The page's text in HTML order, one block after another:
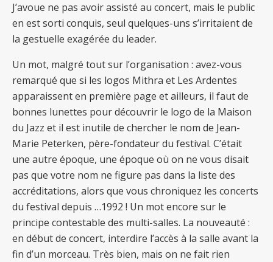
J’avoue ne pas avoir assisté au concert, mais le public
en est sorti conquis, seul quelques-uns s’irritaient de
la gestuelle exagérée du leader.
Un mot, malgré tout sur l’organisation : avez-vous
remarqué que si les logos Mithra et Les Ardentes
apparaissent en première page et ailleurs, il faut de
bonnes lunettes pour découvrir le logo de la Maison
du Jazz et il est inutile de chercher le nom de Jean-
Marie Peterken, père-fondateur du festival. C’était
une autre époque, une époque où on ne vous disait
pas que votre nom ne figure pas dans la liste des
accréditations, alors que vous chroniquez les concerts
du festival depuis …1992 ! Un mot encore sur le
principe contestable des multi-salles. La nouveauté :
en début de concert, interdire l’accès à la salle avant la
fin d’un morceau. Très bien, mais on ne fait rien